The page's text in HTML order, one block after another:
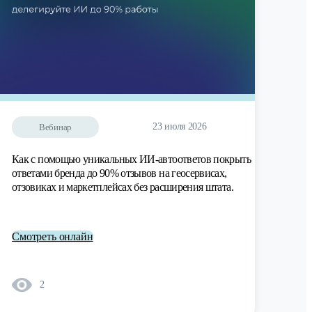
Вебинар 23 июля 2026
Как с помощью уникальных ИИ-автоответов покрыть
ответами бренда до 90% отзывов на геосервисах,
отзовиках и маркетплейсах без расширения штата.
Смотреть онлайн
2